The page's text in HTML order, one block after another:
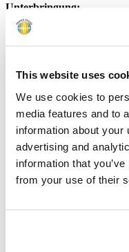
This website uses
We use cookies to
media features and to
information about your
advertising and
information that
from your use of their
Unterbringung:
Die 6 Zimmer sind
Klimaanlage, Minibar, Sat-
Zusatzinformation
Hotelsterne : 4 Sterne
Land : Südafrika
Region : Durban
Flughafen Entfernung :
Mount